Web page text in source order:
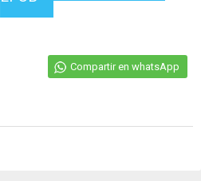
Compartir en whatsApp